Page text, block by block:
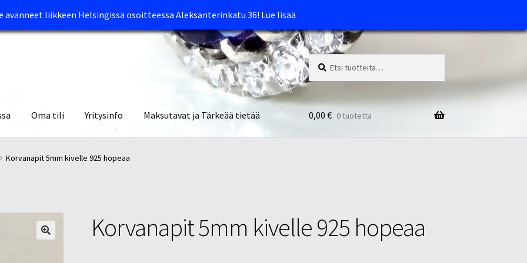
avanneet liikkeen Helsingissä osoitteessa Aleksanterinkatu 36! Lue lisää
Etsi:
Haku
Oma tili Yritysinfo Maksutavat ja Tärkeää tietää
Oma tili Ostoskori
0,00 € 0 tuotetta
Korvanapit 5mm kivelle 925 hopeaa
Korvanapit 5mm kivelle 925 hopeaa